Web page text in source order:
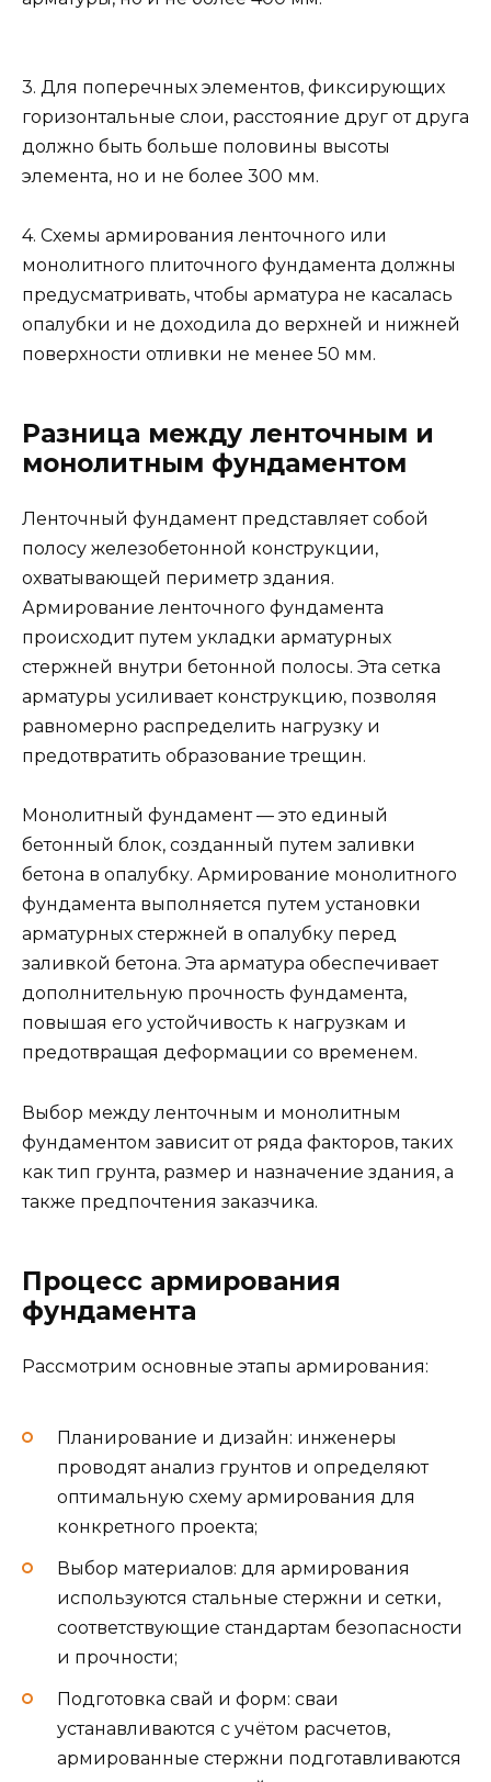
3. Для поперечных элементов, фиксирующих
горизонтальные слои, расстояние друг от друга
должно быть больше половины высоты
элемента, но и не более 300 мм.
4. Схемы армирования ленточного или
монолитного плиточного фундамента должны
предусматривать, чтобы арматура не касалась
опалубки и не доходила до верхней и нижней
поверхности отливки не менее 50 мм.
Разница между ленточным и
монолитным фундаментом
Ленточный фундамент представляет собой
полосу железобетонной конструкции,
охватывающей периметр здания.
Армирование ленточного фундамента
происходит путем укладки арматурных
стержней внутри бетонной полосы. Эта сетка
арматуры усиливает конструкцию, позволяя
равномерно распределить нагрузку и
предотвратить образование трещин.
Монолитный фундамент — это единый
бетонный блок, созданный путем заливки
бетона в опалубку. Армирование монолитного
фундамента выполняется путем установки
арматурных стержней в опалубку перед
заливкой бетона. Эта арматура обеспечивает
дополнительную прочность фундамента,
повышая его устойчивость к нагрузкам и
предотвращая деформации со временем.
Выбор между ленточным и монолитным
фундаментом зависит от ряда факторов, таких
как тип грунта, размер и назначение здания, а
также предпочтения заказчика.
Процесс армирования
фундамента
Рассмотрим основные этапы армирования:
Планирование и дизайн: инженеры
проводят анализ грунтов и определяют
оптимальную схему армирования для
конкретного проекта;
Выбор материалов: для армирования
используются стальные стержни и сетки,
соответствующие стандартам безопасности
и прочности;
Подготовка свай и форм: сваи
устанавливаются с учётом расчетов,
армированные стержни подготавливаются